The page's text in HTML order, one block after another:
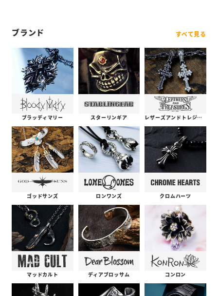
ブランド すべて見る
ブラッディマリー スターリンギア レザーズアンドトレジャーズ
ゴッドサンズ ロンワンズ クロムハーツ
マッドカルト ディアブロッサム コンロン